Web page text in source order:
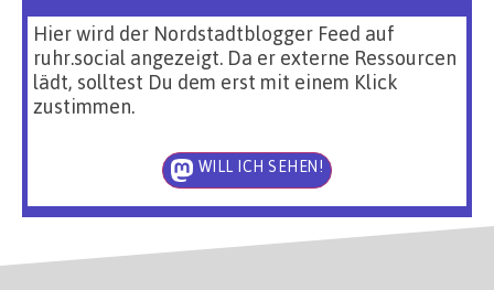
Hier wird der Nordstadtblogger Feed auf
ruhr.social angezeigt. Da er externe Ressourcen
lädt, solltest Du dem erst mit einem Klick
zustimmen.
WILL ICH SEHEN!